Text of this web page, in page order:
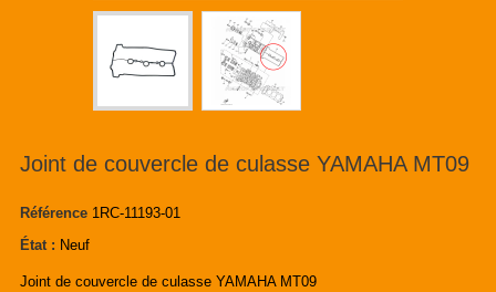
Joint de couvercle de culasse YAMAHA MT09
Référence 1RC-11193-01
État : Neuf
Joint de couvercle de culasse YAMAHA MT09